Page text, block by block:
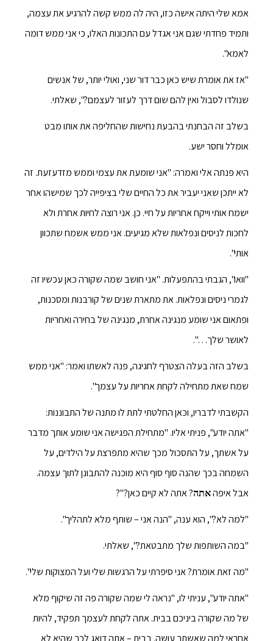
אמא שלי היתה אישה כזו, היה לה ממש קשה להרגיע את עצמה,
ותמיד פחדתי שגם אני אגדל עם התכונות האלו, כי אני ממש דומה
לאמא".
"אז את אומרת שיש כאן כבר דור שני, ואולי יותר, של אנשים
שנולדו לסבול ואין להם שום דרך לעזור לעצמם?", שאלתי.
בשלב זה הבחנתי בהבעת נחישות שהחליפה את אותו מבט
אומלל וחסר ישע.
היא פנתה אלי ואמרה: "אני שומעת את עצמי וממש מזדעזעת. זה
לא ייתכן שאני יעביר את כל החיים שלי בציפייה לכך שמישהו אחר
ישמח אותי וייקח אחריות על חיי. כן. אני רוצה לחיות אחרת ולא
לחכות לניסים ונפלאות שלא מגיעים. אני ממש אשמח שתכוון
אותי".
"וואו", הגבתי בהתפעלות. "אני חושב שמה שקורה כאן עכשיו זה
לגמרי ניסים ונפלאות. את מתארת שנים של קורבנות ומסכנות,
ופתאום אני שומע מנגינה אחרת, מנגינה של בחירה ואחריות
לאושר שלך…".
בשלב הזה בעלה הצטרף לחגיגה, פנה לאשתו ואמר: "אני ממש
שמח שאת מתחילה לקחת אחריות על עצמך".
הקשבתי לדבריו, וכאן החלטתי לתת לו מתנה של התבוננות:
"אתה יודע", פניתי אליו. "מתחילת הפגישה אני שומע אותך מדבר
על אשתך, על התסכול מכך שהיא מתפרצת על הילדים, על
השמחה בכך שהנה סוף סוף היא מוכנה להתבונן לתוך עצמה.
אבל איפהאתה? אתה לא קיים כאן?"?
"למה לא?", הוא ענה, "הנה אני – שותף מלא לתהליך".
"במה השותפות שלך מתבטאת?", שאלתי.
"מה זאת אומרת? אני סיפרתי על הרגשות שלי ועל המצוקות שלי".
"אתה יודע", עניתי לו, "נראה לי שמה שקורה פה זה שיקוף מלא
של מה שקורה ביניכם בבית. אתה לקחת לעצמך תפקיד, להיות
אחראי למה שאשתך עושה. בבית – אתה דואג לכך שהיא לא